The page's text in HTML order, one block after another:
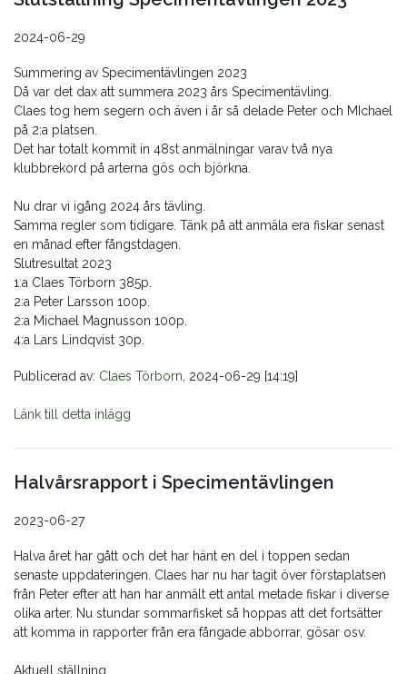
2024-06-29
Summering av Specimentävlingen 2023
Då var det dax att summera 2023 års Specimentävling.
Claes tog hem segern och även i år så delade Peter och MIchael
på 2:a platsen.
Det har totalt kommit in 48st anmälningar varav två nya
klubbrekord på arterna gös och björkna.
Nu drar vi igång 2024 års tävling.
Samma regler som tidigare. Tänk på att anmäla era fiskar senast
en månad efter fångstdagen.
Slutresultat 2023
1:a Claes Törborn 385p.
2:a Peter Larsson 100p.
2:a Michael Magnusson 100p.
4:a Lars Lindqvist 30p.
Publicerad av: Claes Törborn , 2024-06-29 [14:19]
Länk till detta inlägg
Halvårsrapport i Specimentävlingen
2023-06-27
Halva året har gått och det har hänt en del i toppen sedan
senaste uppdateringen. Claes har nu har tagit över förstaplatsen
från Peter efter att han har anmält ett antal metade fiskar i diverse
olika arter. Nu stundar sommarfisket så hoppas att det fortsätter
att komma in rapporter från era fångade abborrar, gösar osv.
Aktuell ställning